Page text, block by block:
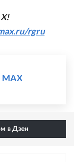
rgru
MAX
в Дзен